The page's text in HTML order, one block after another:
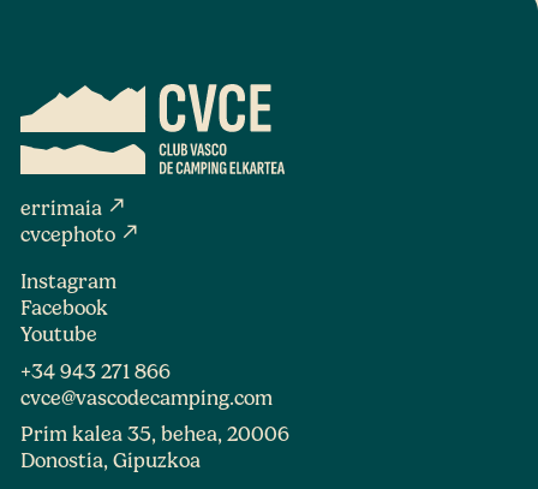
errimaia north_east
cvcephoto north_east
Instagram
Facebook
Youtube
+34 943 271 866
cvce@vascodecamping.com
Prim kalea 35, behea, 20006
Donostia, Gipuzkoa